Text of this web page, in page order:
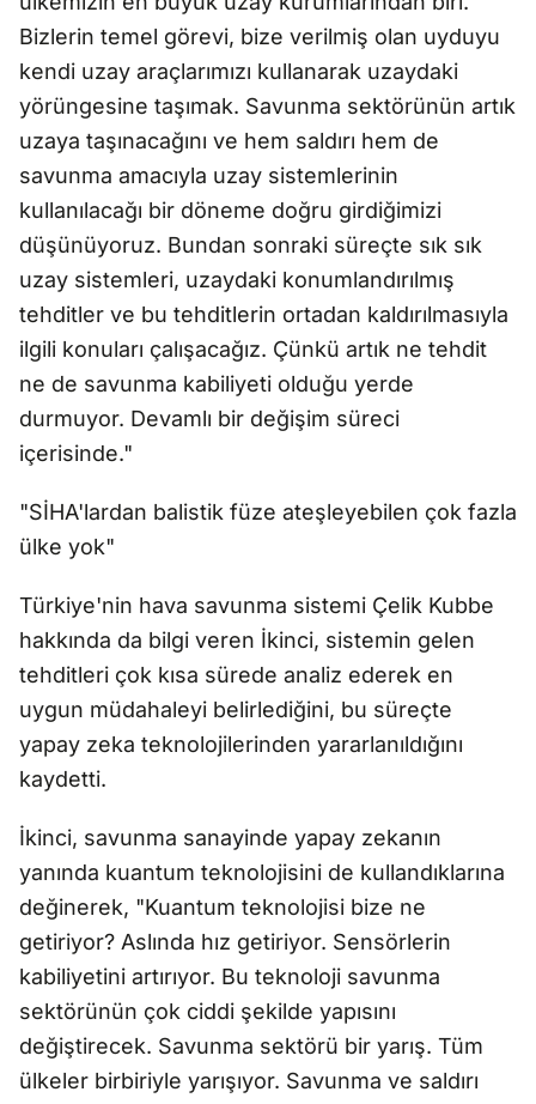
Bizlerin temel görevi, bize verilmiş olan uyduyu
kendi uzay araçlarımızı kullanarak uzaydaki
yörüngesine taşımak. Savunma sektörünün artık
uzaya taşınacağını ve hem saldırı hem de
savunma amacıyla uzay sistemlerinin
kullanılacağı bir döneme doğru girdiğimizi
düşünüyoruz. Bundan sonraki süreçte sık sık
uzay sistemleri, uzaydaki konumlandırılmış
tehditler ve bu tehditlerin ortadan kaldırılmasıyla
ilgili konuları çalışacağız. Çünkü artık ne tehdit
ne de savunma kabiliyeti olduğu yerde
durmuyor. Devamlı bir değişim süreci
içerisinde."
"SİHA'lardan balistik füze ateşleyebilen çok fazla
ülke yok"
Türkiye'nin hava savunma sistemi Çelik Kubbe
hakkında da bilgi veren İkinci, sistemin gelen
tehditleri çok kısa sürede analiz ederek en
uygun müdahaleyi belirlediğini, bu süreçte
yapay zeka teknolojilerinden yararlanıldığını
kaydetti.
İkinci, savunma sanayinde yapay zekanın
yanında kuantum teknolojisini de kullandıklarına
değinerek, "Kuantum teknolojisi bize ne
getiriyor? Aslında hız getiriyor. Sensörlerin
kabiliyetini artırıyor. Bu teknoloji savunma
sektörünün çok ciddi şekilde yapısını
değiştirecek. Savunma sektörü bir yarış. Tüm
ülkeler birbiriyle yarışıyor. Savunma ve saldırı